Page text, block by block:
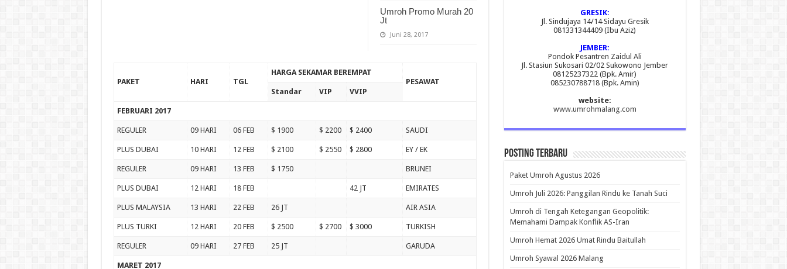
Umroh Promo Murah 20
Jt
Juni 28, 2017
PAKET HARI TGL
HARGA SEKAMAR BEREMPAT
PESAWAT
Standar
VIP VVIP
FEBRUARI 2017
REGULER 09 HARI 06 FEB $ 1900 $ 2200 $ 2400 SAUDI
PLUS DUBAI 10 HARI 12 FEB $ 2100 $ 2550 $ 2800 EY / EK
REGULER 09 HARI 13 FEB $ 1750 BRUNEI
PLUS DUBAI 12 HARI 18 FEB 42 JT EMIRATES
PLUS MALAYSIA 13 HARI 22 FEB 26 JT AIR ASIA
PLUS TURKI 12 HARI 20 FEB $ 2500 $ 2700 $ 3000 TURKISH
REGULER 09 HARI 27 FEB 25 JT GARUDA
MARET 2017
GRESIK:
Jl. Sindujaya 14/14 Sidayu Gresik
081331344409 (Ibu Aziz)
JEMBER:
Pondok Pesantren Zaidul Ali
Jl. Stasiun Sukosari 02/02 Sukowono Jember
08125237322 (Bpk. Amir)
085230788718 (Bpk. Amin)
website:
www.umrohmalang.com
Posting Terbaru
Paket Umroh Agustus 2026
Umroh Juli 2026: Panggilan Rindu ke Tanah Suci
Umroh di Tengah Ketegangan Geopolitik:
Memahami Dampak Konflik AS-Iran
Umroh Hemat 2026 Umat Rindu Baitullah
Umroh Syawal 2026 Malang